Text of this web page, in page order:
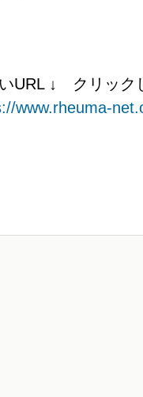
URL ↓ クリック
www.rheuma-